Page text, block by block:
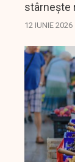
stârnește
retaileri.
12 IUNIE 2026